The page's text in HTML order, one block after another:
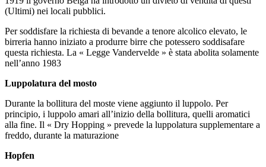
(Ultimi) nei locali pubblici.
Per soddisfare la richiesta di bevande a tenore alcolico elevato, le
birreria hanno iniziato a produrre birre che potessero soddisafare
questa richiesta. La « Legge Vandervelde » è stata abolita solamente
nell’anno 1983
Luppolatura del mosto
Durante la bollitura del moste viene aggiunto il luppolo. Per
principio, i luppolo amari all’inizio della bollitura, quelli aromatici
alla fine. Il « Dry Hopping » prevede la luppolatura supplementare a
freddo, durante la maturazione
Hopfen